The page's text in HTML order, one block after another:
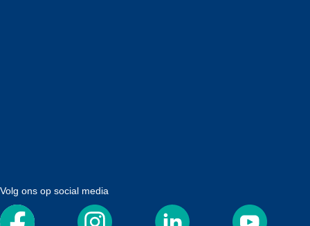
Volg ons op social media